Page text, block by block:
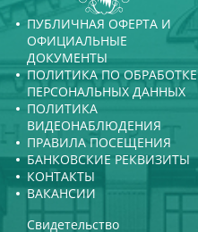
ПУБЛИЧНАЯ ОФЕРТА И
ОФИЦИАЛЬНЫЕ
ДОКУМЕНТЫ
ПОЛИТИКА ПО ОБРАБОТКЕ
ПЕРСОНАЛЬНЫХ ДАННЫХ
ПОЛИТИКА
ВИДЕОНАБЛЮДЕНИЯ
ПРАВИЛА ПОСЕЩЕНИЯ
БАНКОВСКИЕ РЕКВИЗИТЫ
КОНТАКТЫ
ВАКАНСИИ
Свидетельство